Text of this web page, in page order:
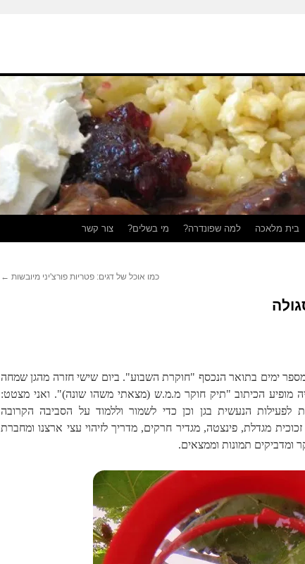
בית מלאכה למה שפונדרה? מי בשלים? צור קשר
כמו אוכל של דגים: פטריות פורצ'יני מיובשות ←
(4) זכתה לפני מספר ימים בתואר הנכסף "חוקרת השבוע". ביום שישי חזרה מהגן שמחה
מופיע הכיתוב "תיק חוקר מ.מ.ש (מצאתי משהו שונה)". ואני מצטט:
לפעילות הנעשית בגן וכן כדי לשמור וללמוד על הסביבה הקרובה
מגדלת, פינצטה, מגדיר חרקים, מדריך לזיהוי עצי ארצנו ומחברת
תמונות וממצאים.